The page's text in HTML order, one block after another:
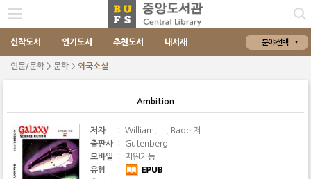
신착도서 인기도서 추천도서 내서재 분야 선택
인문/문학 > 문학 > 외국소설
Ambition
저자 :
William, L., Bade 저
출판사
:
Gutenberg
모바일
:
지원가능
유형
: